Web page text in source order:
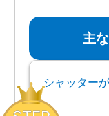
主
シャッター